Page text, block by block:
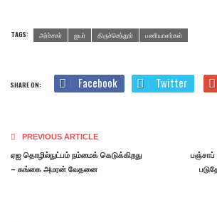
TAGS: அர்ச்சகர் ஐயர் திருச்செந்தூர் பணியாளர்கள்
SHARE ON: Facebook Twitter
PREVIOUS ARTICLE
ஏஐ தொழில்நுட்பம் நம்மைக் கெடுக்கிறது
– கங்கை அமரன் வேதனை
பஞ்சாப்